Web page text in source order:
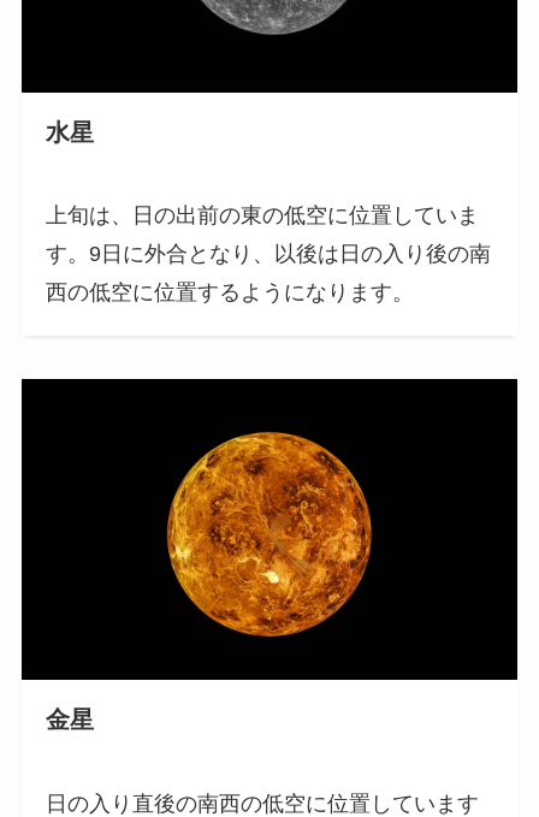
水星
上旬は、日の出前の東の低空に位置していま
す。9日に外合となり、以後は日の入り後の南
西の低空に位置するようになります。
金星
日の入り直後の南西の低空に位置しています